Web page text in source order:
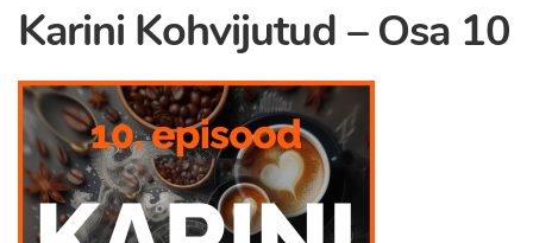
Karini Kohvijutud – Osa 10